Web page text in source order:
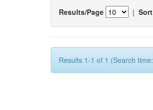
Results/Page |
Results 1-1 of 1 (Search